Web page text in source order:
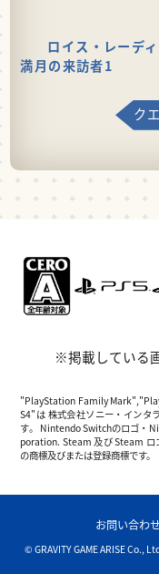
ロイス・レーデ
満月の来訪者1
ク
※掲載している
"PlayStation Family
S4"は 株式会社ソニー・インタ
す。 Nintendo Switchのロゴ・
poration. Steam 及び Steam ロ
の商標及びまたは登録商標です。
お問い合わ
© GRAVITY GAME ARISE Co.,